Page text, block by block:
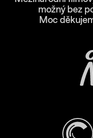
možný bez
Moc